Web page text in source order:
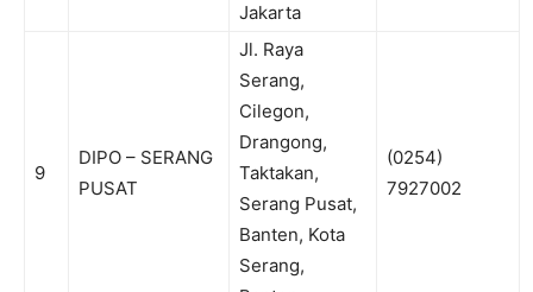
Jakarta
9
DIPO – SERANG
PUSAT
Jl. Raya
Serang,
Cilegon,
Drangong,
Taktakan,
Serang Pusat,
Banten, Kota
Serang,
(0254)
7927002